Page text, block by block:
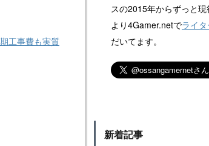
工事費も実質
スの2015年からずっと
より4Gamer.netでライタ
だいてます。
新着記事